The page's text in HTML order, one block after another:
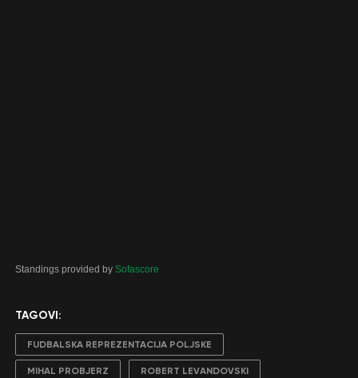
Standings provided by Sofascore
TAGOVI:
FUDBALSKA REPREZENTACIJA POLJSKE
MIHAL PROBJERZ ROBERT LEVANDOVSKI